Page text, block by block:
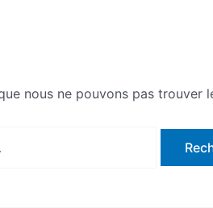
nous ne pouvons pas trouver